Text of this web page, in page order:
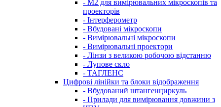
- M2 для вимірювальних мікроскопів та
проекторів
- Інтерферометр
- Вбудовані мікроскопи
- Вимірювальні мікроскопи
- Вимірювальні проектори
- Лінзи з великою робочою відстанню
- Лупове скло
- ТАГЛЕНС
Цифрові лінійки та блоки відображення
- Вбудований штангенциркуль
- Прилади для вимірювання довжини з